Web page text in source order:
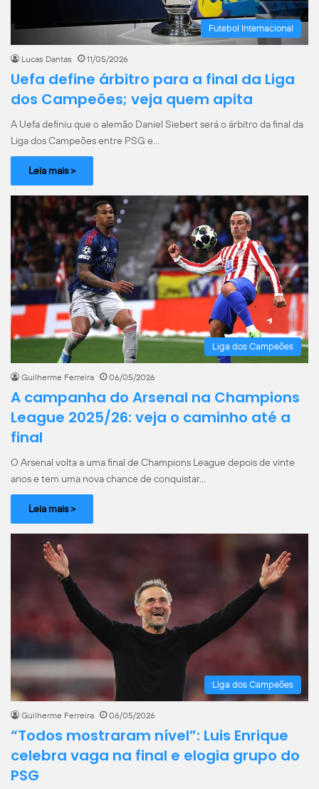
Futebol Internacional
Lucas Dantas 11/05/2026
Uefa define árbitro para a final da Liga
dos Campeões; veja quem apita
A Uefa definiu que o alemão Daniel Siebert será o árbitro da final da
Liga dos Campeões entre PSG e…
Leia mais >
Liga dos Campeões
Guilherme Ferreira 06/05/2026
A campanha do Arsenal na Champions
League 2025/26: veja o caminho até a
final
O Arsenal volta a uma final de Champions League depois de vinte
anos e tem uma nova chance de conquistar…
Leia mais >
Liga dos Campeões
Guilherme Ferreira 06/05/2026
“Todos mostraram nível”: Luis Enrique
celebra vaga na final e elogia grupo do
PSG